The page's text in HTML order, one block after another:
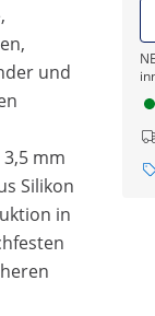
und
mm
Silikon
in